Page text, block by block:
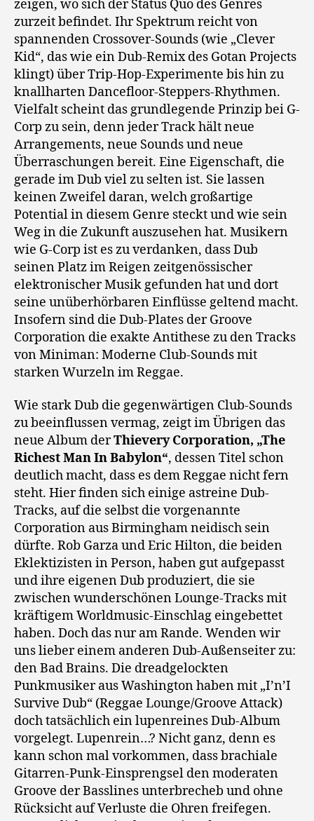
zeigen, wo sich der Status Quo des Genres
zurzeit befindet. Ihr Spektrum reicht von
spannenden Crossover-Sounds (wie „Clever
Kid“, das wie ein Dub-Remix des Gotan Projects
klingt) über Trip-Hop-Experimente bis hin zu
knallharten Dancefloor-Steppers-Rhythmen.
Vielfalt scheint das grundlegende Prinzip bei G-
Corp zu sein, denn jeder Track hält neue
Arrangements, neue Sounds und neue
Überraschungen bereit. Eine Eigenschaft, die
gerade im Dub viel zu selten ist. Sie lassen
keinen Zweifel daran, welch großartige
Potential in diesem Genre steckt und wie sein
Weg in die Zukunft auszusehen hat. Musikern
wie G-Corp ist es zu verdanken, dass Dub
seinen Platz im Reigen zeitgenössischer
elektronischer Musik gefunden hat und dort
seine unüberhörbaren Einflüsse geltend macht.
Insofern sind die Dub-Plates der Groove
Corporation die exakte Antithese zu den Tracks
von Miniman: Moderne Club-Sounds mit
starken Wurzeln im Reggae.
Wie stark Dub die gegenwärtigen Club-Sounds
zu beeinflussen vermag, zeigt im Übrigen das
neue Album derThievery Corporation, „The
Richest Man In Babylon“, dessen Titel schon
deutlich macht, dass es dem Reggae nicht fern
steht. Hier finden sich einige astreine Dub-
Tracks, auf die selbst die vorgenannte
Corporation aus Birmingham neidisch sein
dürfte. Rob Garza und Eric Hilton, die beiden
Eklektizisten in Person, haben gut aufgepasst
und ihre eigenen Dub produziert, die sie
zwischen wunderschönen Lounge-Tracks mit
kräftigem Worldmusic-Einschlag eingebettet
haben. Doch das nur am Rande. Wenden wir
uns lieber einem anderen Dub-Außenseiter zu:
den Bad Brains. Die dreadgelockten
Punkmusiker aus Washington haben mit „I’n’I
Survive Dub“ (Reggae Lounge/Groove Attack)
doch tatsächlich ein lupenreines Dub-Album
vorgelegt. Lupenrein…? Nicht ganz, denn es
kann schon mal vorkommen, dass brachiale
Gitarren-Punk-Einsprengsel den moderaten
Groove der Basslines unterbrecheb und ohne
Rücksicht auf Verluste die Ohren freifegen.